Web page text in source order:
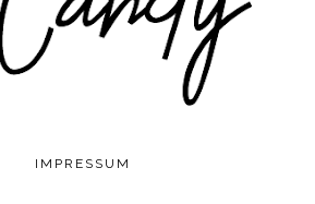
IMPRESSUM